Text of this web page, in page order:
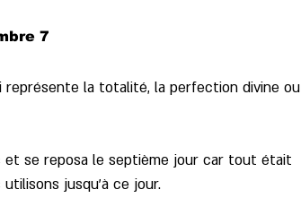
7
représente la totalité, la perfection divine ou
et se reposa le septième jour car tout était
jusqu'à ce jour.